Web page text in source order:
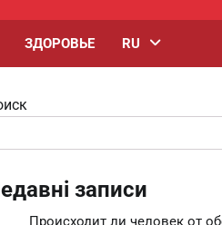
ЗДОРОВЬЕ RU
записи
Происходит ли человек от